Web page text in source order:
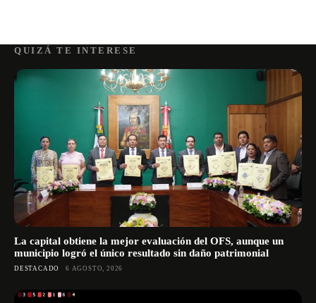
QUIZÁ TE INTERESE
La capital obtiene la mejor evaluación del OFS, aunque un
municipio logró el único resultado sin daño patrimonial
DESTACADO 6 AGOSTO, 2026